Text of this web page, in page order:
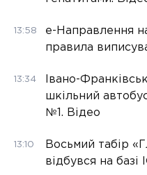
13:58
е-Направлення
правила
13:34
Івано-
шкільний
№1. Відео
13:10
Восьмий табір
відбувся на